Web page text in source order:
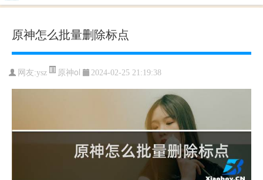
原神怎么批量删除标点
网友:ysz 原神ol 2024-02-25 21:19:38